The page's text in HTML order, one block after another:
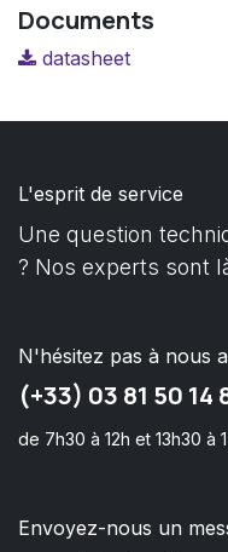
Documents
datasheet
L'esprit de service
Une question
? Nos experts sont
N'hésitez pas à nous
(+33) 03 81 50 14
de 7h30 à 12h et 13h30 à
Envoyez-nous un